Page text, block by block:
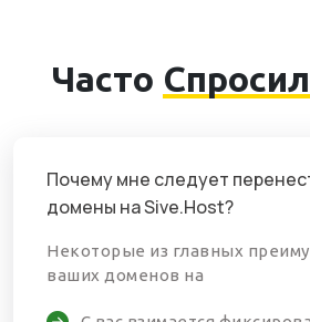
Часто Спросил
Почему мне следует
домены на Sive.Host?
Некоторые из главных
ваших доменов на